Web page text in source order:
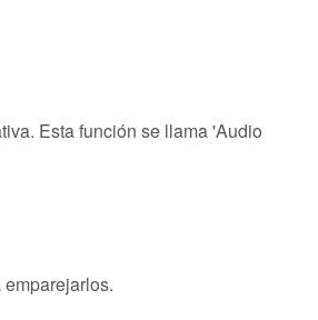
Esta función se llama 'Audio